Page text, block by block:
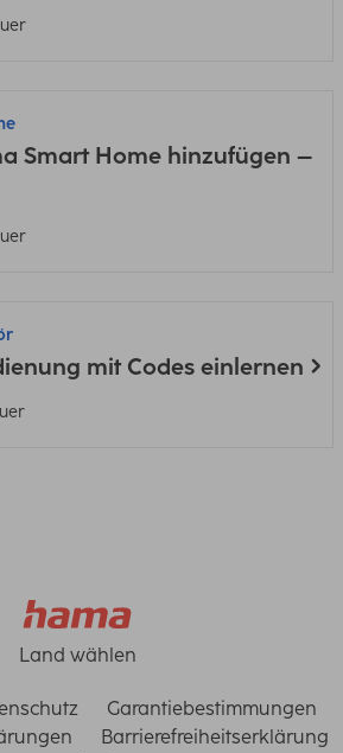
Smart Home hinzufügen –
mit Codes einlernen
Land wählen
Garantiebestimmungen
Barrierefreiheitserklärung